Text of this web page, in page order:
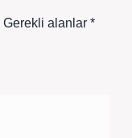
Gerekli alanlar *